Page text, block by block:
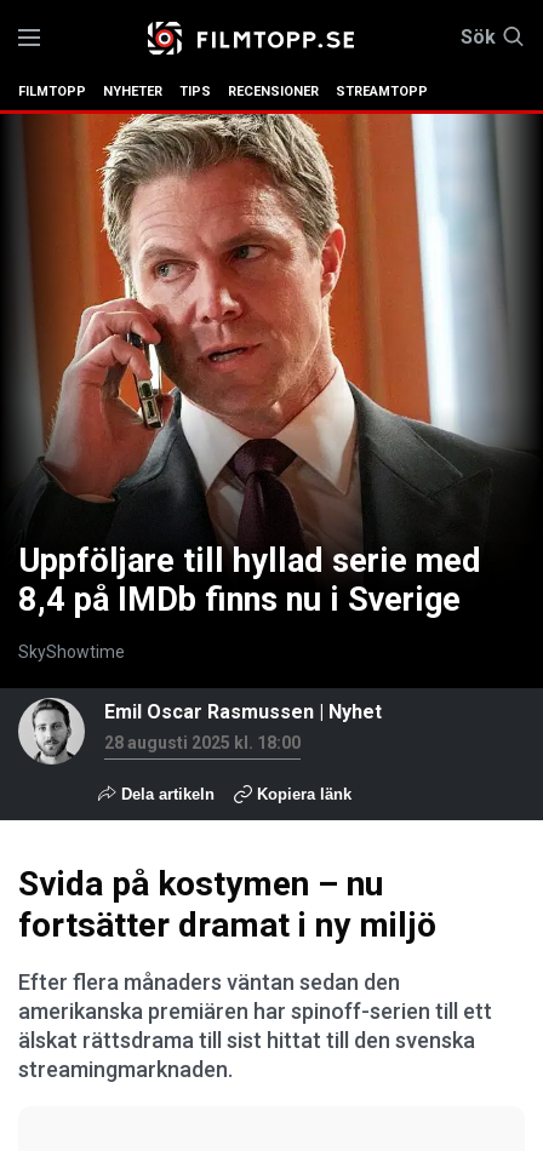
Sök
FILMTOPP NYHETER TIPS RECENSIONER STREAMTOPP
Uppföljare till hyllad serie med
8,4 på IMDb finns nu i Sverige
SkyShowtime
Emil Oscar Rasmussen | Nyhet
28 augusti 2025 kl. 18:00
Dela artikeln Kopiera länk
Svida på kostymen – nu
fortsätter dramat i ny miljö
Efter flera månaders väntan sedan den
amerikanska premiären har spinoff-serien till ett
älskat rättsdrama till sist hittat till den svenska
streamingmarknaden.